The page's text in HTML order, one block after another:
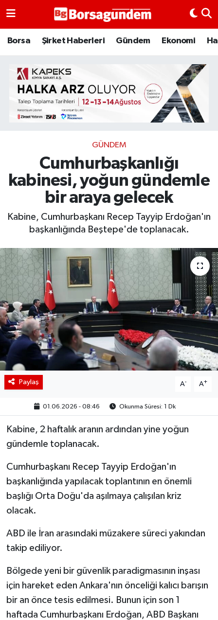
Borsa Şirket Haberleri Gündem Ekonomi
GÜNDEM
Cumhurbaşkanlığı
kabinesi, yoğun gündemle
bir araya gelecek
Kabine, Cumhurbaşkanı Recep Tayyip Erdoğan'ın
başkanlığında Beştepe'de toplanacak.
Paylaş A- A+
01.06.2026 - 08:46 Okunma Süresi: 1 Dk
Kabine, 2 haftalık aranın ardından yine yoğun
gündemle toplanacak.
Cumhurbaşkanı Recep Tayyip Erdoğan'ın
başkanlığında yapılacak toplantının en önemli
başlığı Orta Doğu'da aşılmaya çalışılan kriz
olacak.
ABD ile İran arasındaki müzakere süreci yakından
takip ediliyor.
Bölgede yeni bir güvenlik paradigmasının inşası
için hareket eden Ankara'nın önceliği kalıcı barışın
bir an önce tesis edilmesi. Bunun için son 1
haftada Cumhurbaşkanı Erdoğan, ABD Başkanı
Borsa
Emtia
Galeri
Şirket Haberleri
BIST 100 Isı Haritası
Coin Isı Haritası
Ekonomik Takvim
Kiripto Para Piyasası
Gizlilik Sözleşmesi
Hakkımızda
İletişim